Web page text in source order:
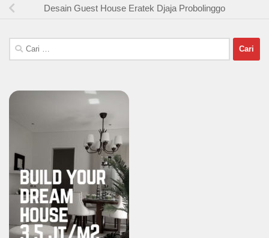
Desain Guest House Eratek Djaja Probolinggo
Cari
untuk: